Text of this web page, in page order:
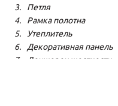
Петля
Рамка полотна
Утеплитель
Декоративная панель
Лонжерон жесткости